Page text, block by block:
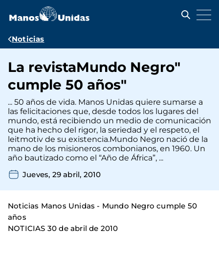
contenido
Ruta
navegación
Noticias
La revistaMundo Negro"
cumple 50 años"
... 50 años de vida. Manos Unidas quiere sumarse a
las felicitaciones que, desde todos los lugares del
mundo, está recibiendo un medio de comunicación
que ha hecho del rigor, la seriedad y el respeto, el
leitmotiv de su existencia.Mundo Negro nació de la
mano de los misioneros combonianos, en 1960. Un
año bautizado como el “Año de África”, ...
Jueves, 29 abril, 2010
Noticias Manos Unidas - Mundo Negro cumple 50
años
NOTICIAS 30 de abril de 2010